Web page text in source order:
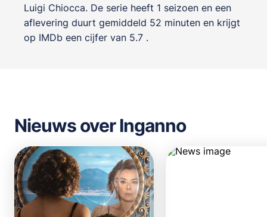
Luigi Chiocca. De serie heeft 1 seizoen en een
aflevering duurt gemiddeld 52 minuten en krijgt
op IMDb een cijfer van 5.7 .
Nieuws over Inganno